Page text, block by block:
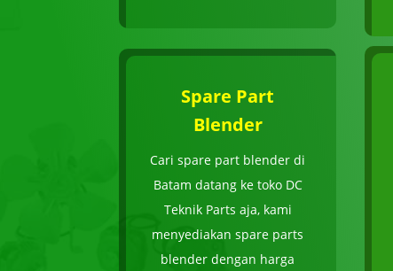
Spare Part
Blender
Cari spare part blender di
Batam datang ke toko DC
Teknik Parts aja, kami
menyediakan spare parts
blender dengan harga